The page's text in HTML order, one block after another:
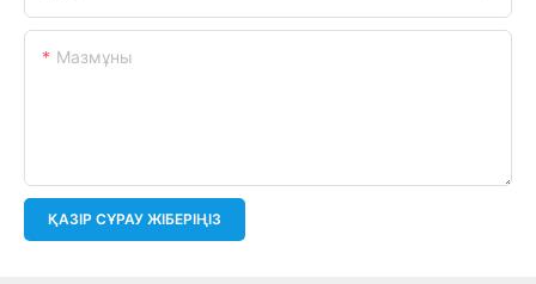
Мазмұны
ҚАЗІР СҰРАУ ЖІБЕРІҢІЗ